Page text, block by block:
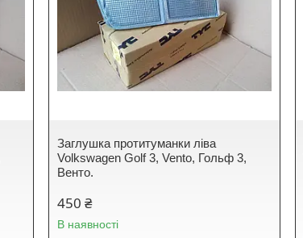
Заглушка протитуманки ліва
Volkswagen Golf 3, Vento, Гольф 3,
Венто.
450 ₴
В наявності